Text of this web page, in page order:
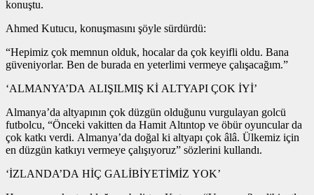
konuştu.
Ahmed Kutucu, konuşmasını şöyle sürdürdü:
“Hepimiz çok memnun olduk, hocalar da çok keyifli oldu. Bana
güveniyorlar. Ben de burada en yeterlimi vermeye çalışacağım.”
‘ALMANYA’DA ALIŞILMIŞ Kİ ALTYAPI ÇOK İYİ’
Almanya’da altyapının çok düzgün olduğunu vurgulayan golcü
futbolcu, “Önceki vakitten da Hamit Altıntop ve öbür oyuncular da
çok katkı verdi. Almanya’da doğal ki altyapı çok âlâ. Ülkemiz için
en düzgün katkıyı vermeye çalışıyoruz” sözlerini kullandı.
‘İZLANDA’DA HİÇ GALİBİYETİMİZ YOK’